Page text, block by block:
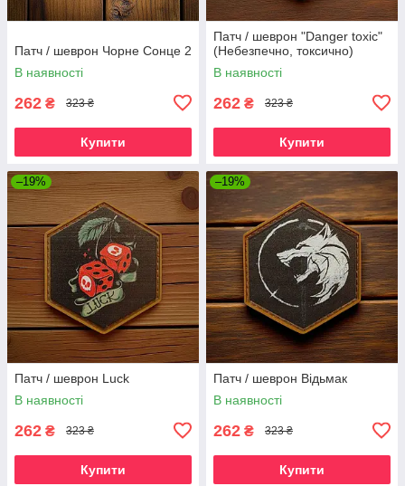
Патч / шеврон Чорне Сонце 2
В наявності
262 ₴ 323 ₴
Купити
Патч / шеврон "Danger toxic"
(Небезпечно, токсично)
В наявності
262 ₴ 323 ₴
Купити
–19%
Патч / шеврон Luck
В наявності
262 ₴ 323 ₴
Купити
–19%
Патч / шеврон Відьмак
В наявності
262 ₴ 323 ₴
Купити